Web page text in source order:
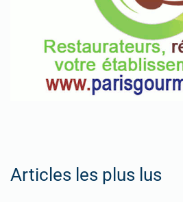
Articles les plus lus